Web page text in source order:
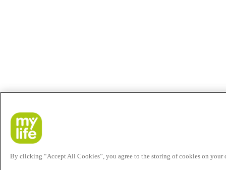
By clicking “Accept All Cookies”, you agree to the storing of cookies on your